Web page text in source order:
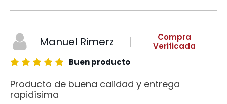
Manuel Rimerz
Compra
Verificada
Buen producto
Producto de buena calidad y entrega
rapidísima